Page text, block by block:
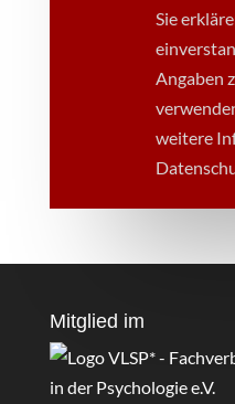
Sie
Angaben
weitere
Mitglied im